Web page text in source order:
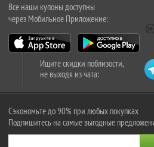
Все наши купоны доступны
через Мобильное Приложение:
Ищите скидки поблизости,
не выходя из чата:
Сэкономьте до 90% при любых покупках
Подпишитесь на самые выгодные